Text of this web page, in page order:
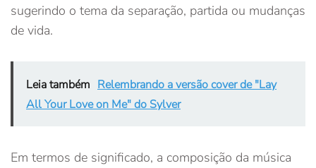
sugerindo o tema da separação, partida ou mudanças
de vida.
Leia também Relembrando a versão cover de "Lay
All Your Love on Me" do Sylver
Em termos de significado, a composição da música